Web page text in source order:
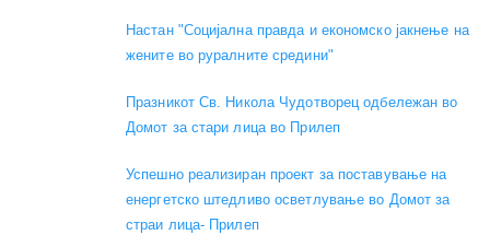
Настан "Социјална правда и економско јакнење на
жените во руралните средини"
Празникот Св. Никола Чудотворец одбележан во
Домот за стари лица во Прилеп
Успешно реализиран проект за поставување на
енергетско штедливо осветлување во Домот за
страи лица- Прилеп